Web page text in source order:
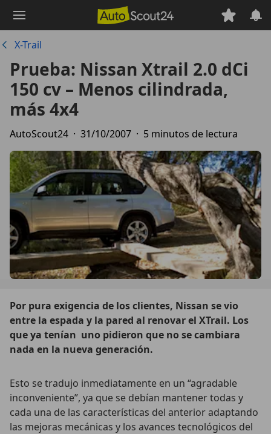
principal
X-Trail
Prueba: Nissan Xtrail 2.0 dCi
150 cv – Menos cilindrada,
más 4x4
AutoScout24 · 31/10/2007 · 5 minutos de lectura
Por pura exigencia de los clientes, Nissan se vio
entre la espada y la pared al renovar el XTrail. Los
que ya tenían uno pidieron que no se cambiara
nada en la nueva generación.
Esto se tradujo inmediatamente en un “agradable
inconveniente”, ya que se debían mantener todas y
cada una de las características del anterior adaptando
las mejoras mecánicas y los avances tecnológicos del